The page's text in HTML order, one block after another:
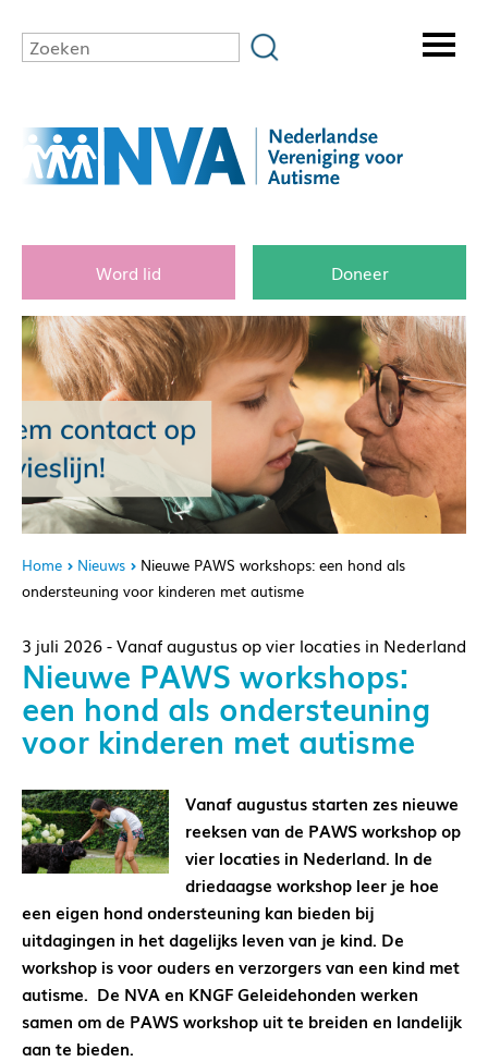
Word lid Doneer
Home Nieuws
Nieuwe PAWS workshops: een hond als
ondersteuning voor kinderen met autisme
3 juli 2026 - Vanaf augustus op vier locaties in Nederland
Nieuwe PAWS workshops:
een hond als ondersteuning
voor kinderen met autisme
Vanaf augustus starten zes nieuwe
reeksen van de PAWS workshop op
vier locaties in Nederland. In de
driedaagse workshop leer je hoe
een eigen hond ondersteuning kan bieden bij
uitdagingen in het dagelijks leven van je kind. De
workshop is voor ouders en verzorgers van een kind met
autisme. De NVA en KNGF Geleidehonden werken
samen om de PAWS workshop uit te breiden en landelijk
aan te bieden.